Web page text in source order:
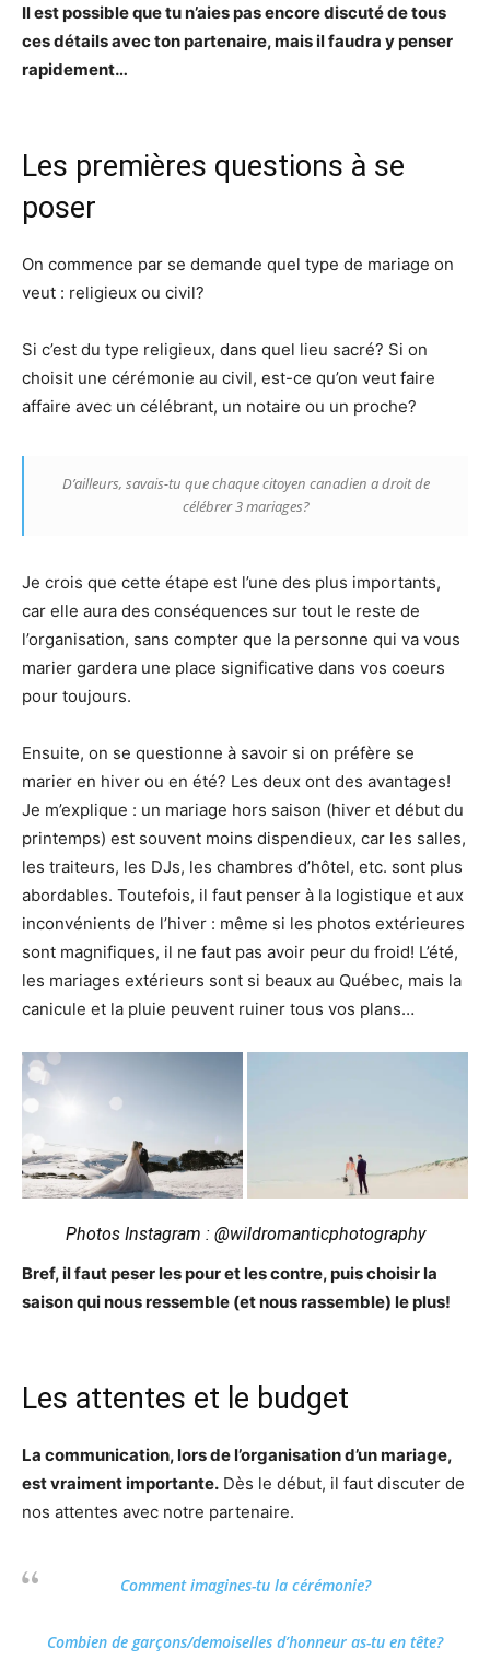
Il est possible que tu n’aies pas encore discuté de tous
ces détails avec ton partenaire, mais il faudra y penser
rapidement…
Les premières questions à se
poser
On commence par se demande quel type de mariage on
veut : religieux ou civil?
Si c’est du type religieux, dans quel lieu sacré? Si on
choisit une cérémonie au civil, est-ce qu’on veut faire
affaire avec un célébrant, un notaire ou un proche?
D’ailleurs, savais-tu que chaque citoyen canadien a droit de
célébrer 3 mariages?
Je crois que cette étape est l’une des plus importants,
car elle aura des conséquences sur tout le reste de
l’organisation, sans compter que la personne qui va vous
marier gardera une place significative dans vos coeurs
pour toujours.
Ensuite, on se questionne à savoir si on préfère se
marier en hiver ou en été? Les deux ont des avantages!
Je m’explique : un mariage hors saison (hiver et début du
printemps) est souvent moins dispendieux, car les salles,
les traiteurs, les DJs, les chambres d’hôtel, etc. sont plus
abordables. Toutefois, il faut penser à la logistique et aux
inconvénients de l’hiver : même si les photos extérieures
sont magnifiques, il ne faut pas avoir peur du froid! L’été,
les mariages extérieurs sont si beaux au Québec, mais la
canicule et la pluie peuvent ruiner tous vos plans…
Photos Instagram : @wildromanticphotography
Bref, il faut peser les pour et les contre, puis choisir la
saison qui nous ressemble (et nous rassemble) le plus!
Les attentes et le budget
La communication, lors de l’organisation d’un mariage,
est vraiment importante. Dès le début, il faut discuter de
nos attentes avec notre partenaire.
Comment imagines-tu la cérémonie?
Combien de garçons/demoiselles d’honneur as-tu en tête?